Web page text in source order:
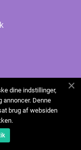
dine indstillinger,
Denne
brug af websiden